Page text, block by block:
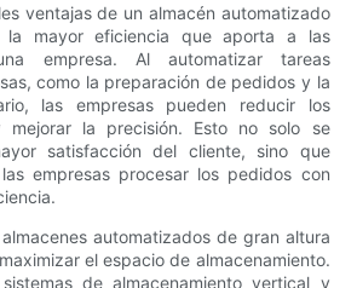
ventajas de un almacén automatizado
mayor eficiencia que aporta a las
empresa. Al automatizar tareas
como la preparación de pedidos y la
las empresas pueden reducir los
mejorar la precisión. Esto no solo se
satisfacción del cliente, sino que
empresas procesar los pedidos con
automatizados de gran altura
el espacio de almacenamiento.
de almacenamiento vertical y